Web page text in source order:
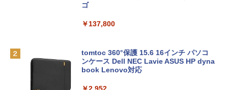
ゴ
￥137,800
tomtoc 360°保護 15.6 16インチ パソコ
ンケース Dell NEC Lavie ASUS HP dyna
book Lenovo対応